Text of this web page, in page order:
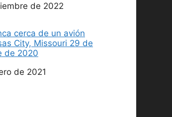
de 2022
cerca de un avión
City, Missouri 29 de
de 2020
de 2021